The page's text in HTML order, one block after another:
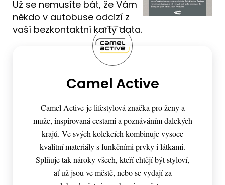
Už se nemusíte bát, že Vám
někdo v autobuse odcizí z
vaší bezkontaktní karty data.
Camel Active
Camel Active je lifestylová značka pro ženy a
muže, inspirovaná cestami a poznáváním dalekých
krajů. Ve svých kolekcích kombinuje vysoce
kvalitní materiály s funkčními prvky i látkami.
Splňuje tak nároky všech, kteří chtějí být styloví,
ať už jsou ve městě, nebo se vydají za